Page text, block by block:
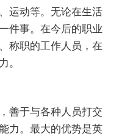
运动等。无论在生活
件事。在今后的职业
称职的工作人员，在
。
善于与各种人员打交
力。最大的优势是英